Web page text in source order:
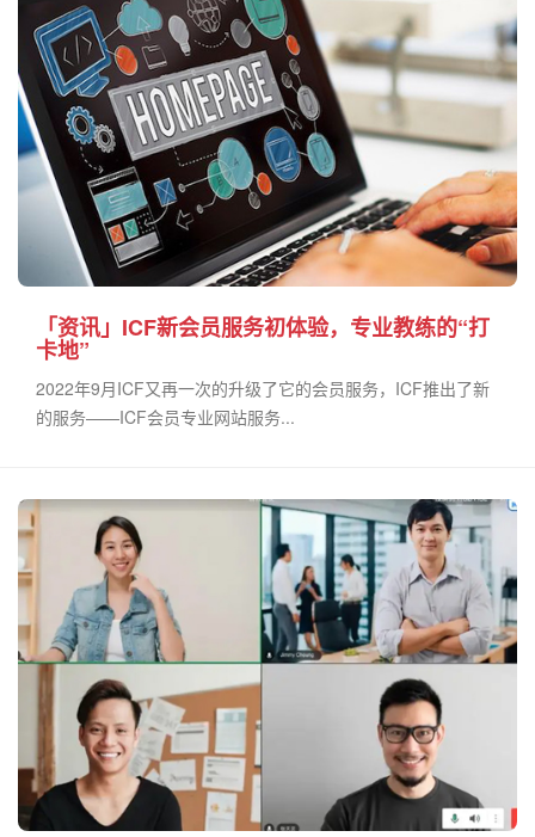
「资讯」ICF新会员服务初体验，专业教练的“打
卡地”
2022年9月ICF又再一次的升级了它的会员服务，ICF推出了新
的服务——ICF会员专业网站服务...